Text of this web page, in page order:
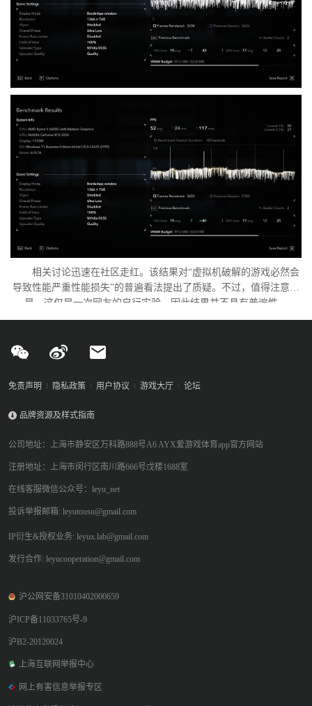
相关讨论迅速在社区走红。该结果对“虚拟机破解的游戏必然会
导致性能严重性能损失”的普遍看法提出了质疑。不过，值得注意的
是，这仅是一次网友的自行实验，因此结果并不具有普遍性。
免责声明 隐私政策 用户协议 游戏大厅 论坛
品牌资源及样式指南
公司地址：上海市静安区万科路888号A6 AYX爱游戏体育app官方网站
注册地址：上海市闵行区南川路666号戊楼1688室
在线客服微信公众号：leyu_net
投诉举报邮箱: leyutousu@gmail.com
IP衍生&授权业务: leyux.lab@gmail.com
发行合作: leyucooperation@gmail.com
沪公网安备31010402000659
沪ICP备11033765号-9
沪B2-20120024
上海互联网举报中心
网上有害信息举报专区